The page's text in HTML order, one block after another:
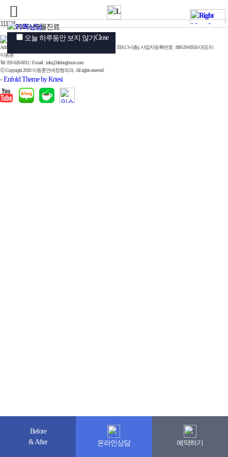
111111
Add. 경기 성남시 수정구 위례서일로 10, 3~5층 (지번:창곡동 559-2 3~5층), 사업자등록번호 : 889-29-00516 대표자 :
이동훈
Tel. 031-626-0011 / E-mail : info@drdonghoon.com
ⓒ Copyright 2018 이동훈연세정형외과. All rights reserved.
-Enfold Theme by Kriesi
Before
& After
온라인상담 예약하기
오늘 하루동안 보지 않기 Close
오늘 하루동안 보지 않기 Close
오늘 하루동안 보지 않기 Close